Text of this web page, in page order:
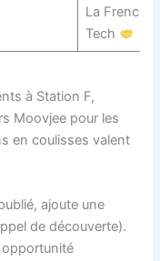
La French
Tech
à Station F,
Moovjee pour les
en coulisses valent
ajoute une
de découverte).
opportunité